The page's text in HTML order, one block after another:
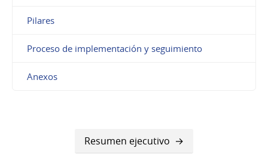
Pilares
Proceso de implementación y seguimiento
Anexos
Resumen ejecutivo